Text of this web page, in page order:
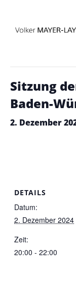
« Alle
Sitzung
Baden-
2. Dezember
DETAILS
Datum:
2. Dezember 2024
Zeit:
20:00 - 22:00